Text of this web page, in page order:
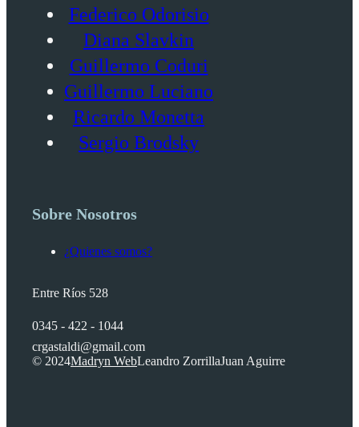
Federico Odorisio
Diana Slavkin
Guillermo Coduri
Guillermo Luciano
Ricardo Monetta
Sergio Brodsky
Sobre Nosotros
¿Quienes somos?
Entre Ríos 528
0345 - 422 - 1044
crgastaldi@gmail.com
© 2024Madryn WebLeandro ZorrillaJuan Aguirre